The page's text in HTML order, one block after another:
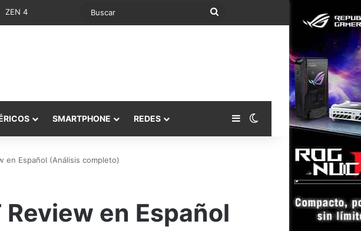
ZEN 4 Buscar
SMARTPHONE REDES Barra lateral
Switch skin
en Español (Análisis completo)
en Español